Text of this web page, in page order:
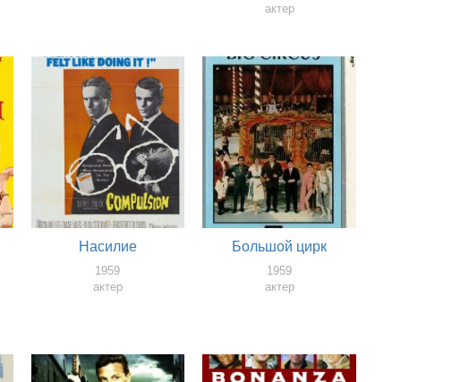
актер
Насилие
1959
актер
Большой цирк
1959
актер